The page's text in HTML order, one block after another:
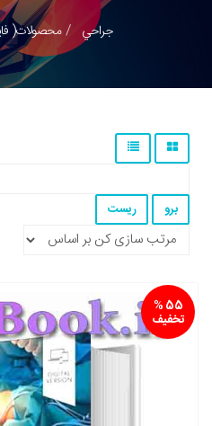
محصولات( جراحي
55 %
تخفیف